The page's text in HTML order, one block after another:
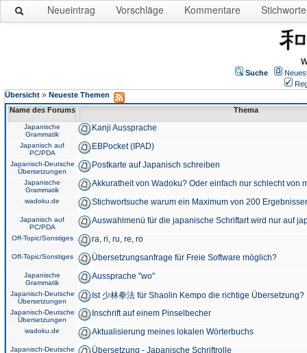
Neueintrag Vorschläge Kommentare Stichworte
Suche
Übersicht » Neueste Themen
Name des Forums
Thema
Japanische
Grammatik
Kanji Aussprache
Japanisch auf
PC/PDA
EBPocket (IPAD)
Japanisch-Deutsche
Übersetzungen
Postkarte auf Japanisch schreiben
Japanische
Grammatik
Akkuratheit von Wadoku? Oder einfach nur schlecht von
wadoku.de Stichwortsuche warum ein Maximum von 200
Japanisch auf
PC/PDA
Auswahlmenü für die japanische Schriftart wird nur auf
Off-Topic/Sonstiges ra, ri, ru, re, ro
Off-Topic/Sonstiges Übersetzungsanfrage für Freie Software möglich?
Japanische
Grammatik
Aussprache "wo"
Japanisch-Deutsche
Übersetzungen
Ist 少林拳法 für Shaolin Kempo die richtige Übersetzung?
Japanisch-Deutsche
Übersetzungen
Inschrift auf einem Pinselbecher
wadoku.de Aktualisierung meines lokalen Wörterbuchs
Japanisch-Deutsche
Übersetzung - Japanische Schriftrolle